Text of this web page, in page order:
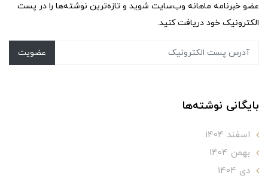
عضو خبرنامه ماهانه وب‌سایت شوید و تازه‌ترین نوشته‌ها را در پست
الکترونیک خود دریافت کنید.
عضویت
بایگانی نوشته‌ها
اسفند 1404
بهمن 1404
دی 1404